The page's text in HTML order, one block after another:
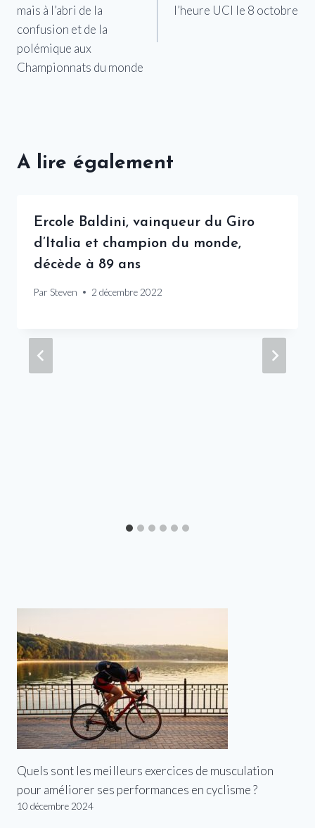
l’article
mais à l’abri de la
confusion et de la
polémique aux
Championnats du monde
l’heure UCI le 8 octobre
A lire également
Ercole Baldini, vainqueur du Giro
d’Italia et champion du monde,
décède à 89 ans
Par Steven 2 décembre 2022
Quels sont les meilleurs exercices de musculation
pour améliorer ses performances en cyclisme ?
10 décembre 2024